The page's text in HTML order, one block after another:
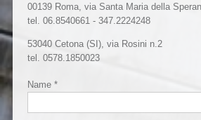
00139 Roma, via Santa Maria della
tel. 06.8540661 - 347.2224248
53040 Cetona (SI), via Rosini n.2
tel. 0578.1850023
Name *